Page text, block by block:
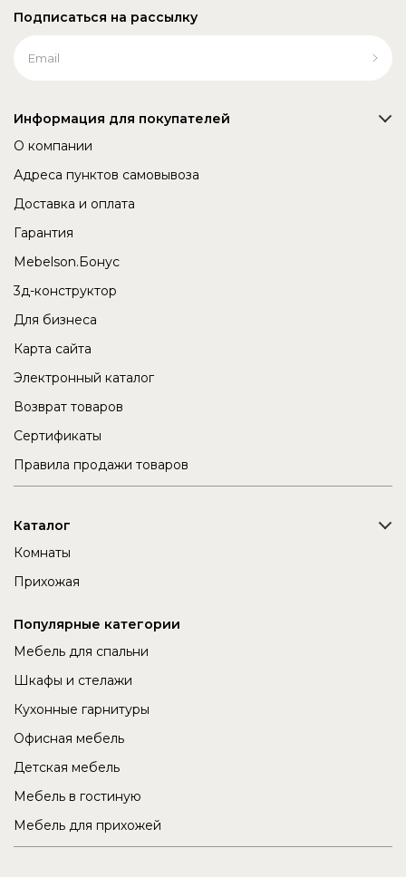
Подписаться на рассылку
Информация для покупателей
О компании
Адреса пунктов самовывоза
Доставка и оплата
Гарантия
Mebelson.Бонус
3д-конструктор
Для бизнеса
Карта сайта
Электронный каталог
Возврат товаров
Сертификаты
Правила продажи товаров
Каталог
Комнаты
Прихожая
Популярные категории
Мебель для спальни
Шкафы и стелажи
Кухонные гарнитуры
Офисная мебель
Детская мебель
Мебель в гостиную
Мебель для прихожей